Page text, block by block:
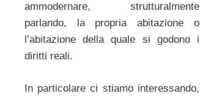
ammodernare, strutturalmente
parlando, la propria abitazione o
l’abitazione della quale si godono i
diritti reali.
In particolare ci stiamo interessando,